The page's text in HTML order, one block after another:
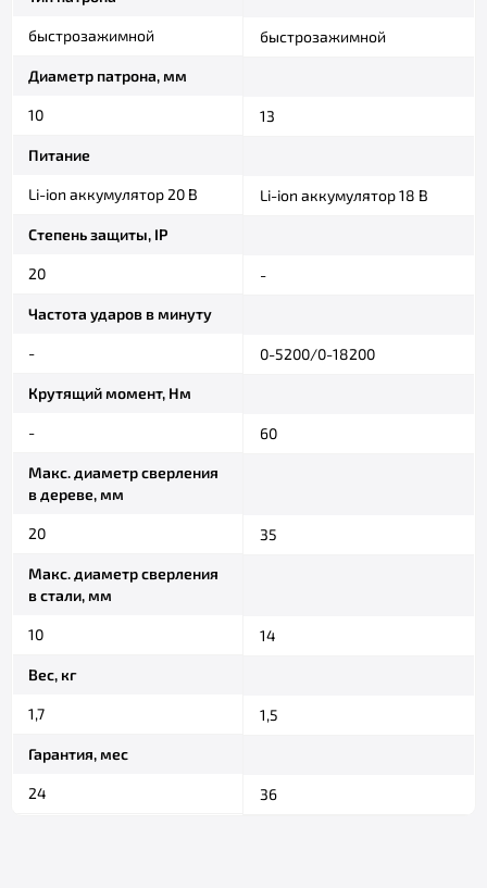
быстрозажимной
Диаметр патрона, мм
10
Питание
Li-ion аккумулятор 20 В
Степень защиты, IP
20
Частота ударов в минуту
-
Крутящий момент, Нм
-
Макс. диаметр сверления
в дереве, мм
20
Макс. диаметр сверления
в стали, мм
10
Вес, кг
1,7
Гарантия, мес
24
быстрозажимной
13
Li-ion аккумулятор 18 В
-
0-5200/0-18200
60
35
14
1,5
36